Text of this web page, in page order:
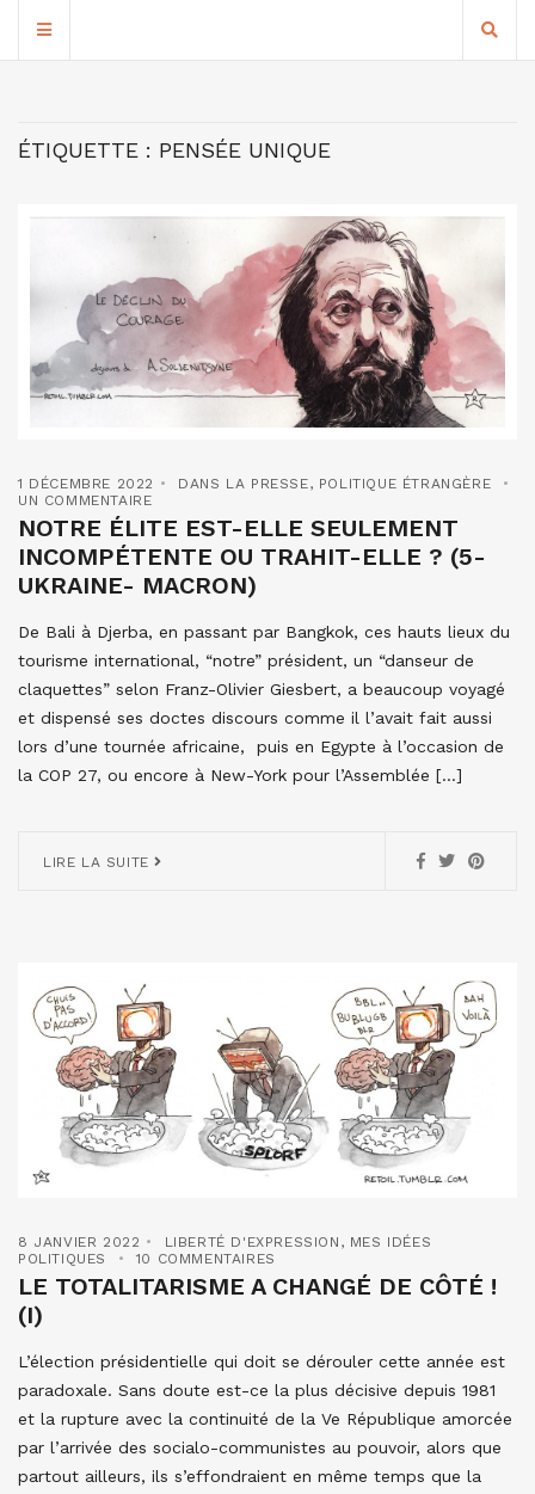
ÉTIQUETTE : PENSÉE UNIQUE
1 DÉCEMBRE 2022 DANS LA PRESSE, POLITIQUE ÉTRANGÈRE
UN COMMENTAIRE
NOTRE ÉLITE EST-ELLE SEULEMENT
INCOMPÉTENTE OU TRAHIT-ELLE ? (5-
UKRAINE- MACRON)
De Bali à Djerba, en passant par Bangkok, ces hauts lieux du
tourisme international, “notre” président, un “danseur de
claquettes” selon Franz-Olivier Giesbert, a beaucoup voyagé
et dispensé ses doctes discours comme il l’avait fait aussi
lors d’une tournée africaine, puis en Egypte à l’occasion de
la COP 27, ou encore à New-York pour l’Assemblée […]
LIRE LA SUITE
8 JANVIER 2022 LIBERTÉ D'EXPRESSION , MES IDÉES
POLITIQUES
10 COMMENTAIRES
LE TOTALITARISME A CHANGÉ DE CÔTÉ !
(I)
L’élection présidentielle qui doit se dérouler cette année est
paradoxale. Sans doute est-ce la plus décisive depuis 1981
et la rupture avec la continuité de la Ve République amorcée
par l’arrivée des socialo-communistes au pouvoir, alors que
partout ailleurs, ils s’effondraient en même temps que la